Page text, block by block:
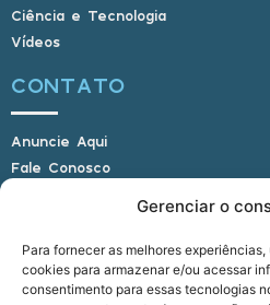
Gerenciar o
Para fornecer as melhores
cookies para armazenar e/ou acessar
consentimento para essas tecnologias
Ciência e Tecnologia
Vídeos
CONTATO
Anuncie Aqui
Fale Conosco
E-mail: